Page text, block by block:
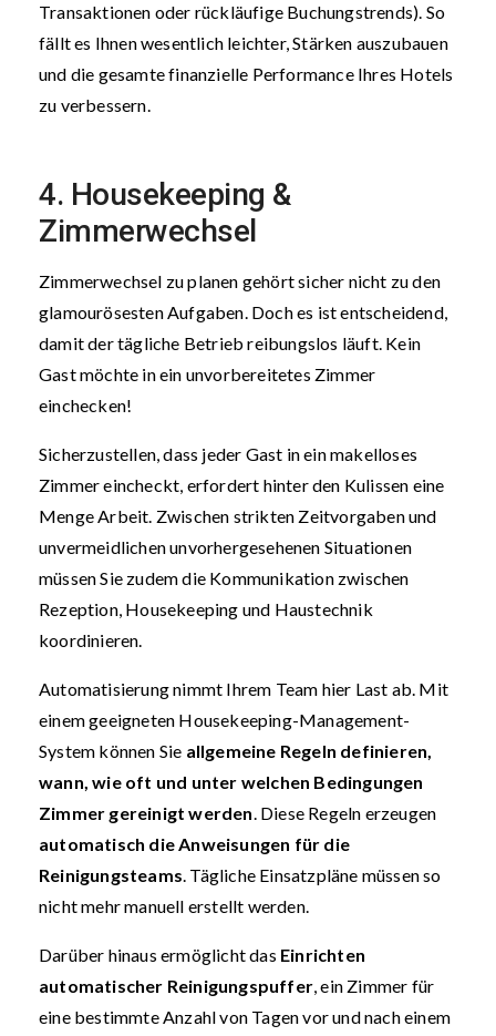
Transaktionen oder rückläufige Buchungstrends). So
fällt es Ihnen wesentlich leichter, Stärken auszubauen
und die gesamte finanzielle Performance Ihres Hotels
zu verbessern.
4. Housekeeping &
Zimmerwechsel
Zimmerwechsel zu planen gehört sicher nicht zu den
glamourösesten Aufgaben. Doch es ist entscheidend,
damit der tägliche Betrieb reibungslos läuft. Kein
Gast möchte in ein unvorbereitetes Zimmer
einchecken!
Sicherzustellen, dass jeder Gast in ein makelloses
Zimmer eincheckt, erfordert hinter den Kulissen eine
Menge Arbeit. Zwischen strikten Zeitvorgaben und
unvermeidlichen unvorhergesehenen Situationen
müssen Sie zudem die Kommunikation zwischen
Rezeption, Housekeeping und Haustechnik
koordinieren.
Automatisierung nimmt Ihrem Team hier Last ab. Mit
einem geeigneten Housekeeping-Management-
System können Sie allgemeine Regeln definieren,
wann, wie oft und unter welchen Bedingungen
Zimmer gereinigt werden. Diese Regeln erzeugen
automatisch die Anweisungen für die
Reinigungsteams. Tägliche Einsatzpläne müssen so
nicht mehr manuell erstellt werden.
Darüber hinaus ermöglicht das Einrichten
automatischer Reinigungspuffer, ein Zimmer für
eine bestimmte Anzahl von Tagen vor und nach einem